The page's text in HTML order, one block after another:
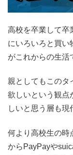
高校を卒業して卒
にいろいろと買い
がこれからの生活
親としてもこのタ
欲しいという観点
しいと思う層も現
何より高校生の時
からPayPayや